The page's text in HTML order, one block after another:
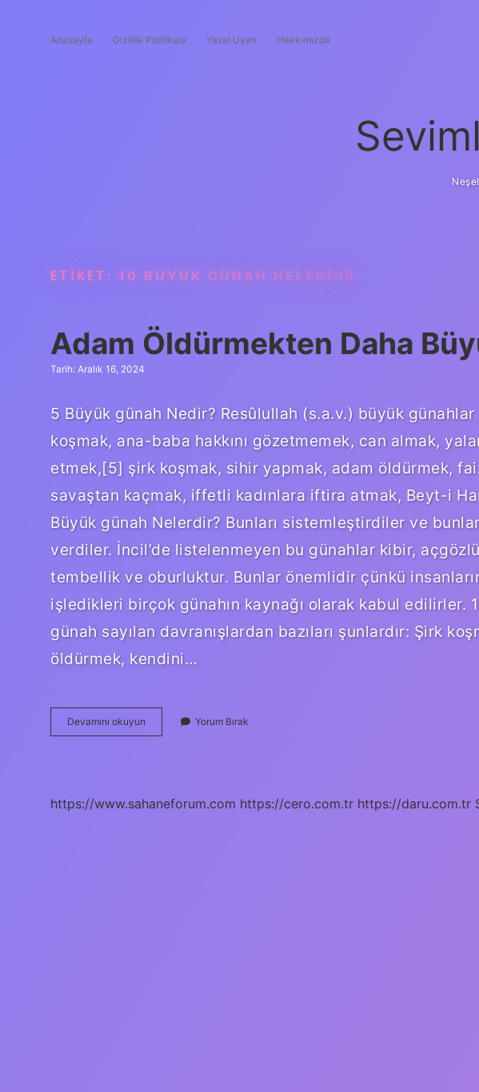
Anasayfa Gizlilik Politikası Yasal Uyarı Hakkımızda
ETIKET: 10 BÜYÜK GÜNAH NELERDIR
Adam Öldürmekten Daha
Tarih: Aralık 16, 2024
5 Büyük günah Nedir? Resûlullah (s.a.v.) büyük
koşmak, ana-baba hakkını gözetmemek, can almak,
etmek,[5] şirk koşmak, sihir yapmak, adam öldürmek,
savaştan kaçmak, iffetli kadınlara iftira atmak, Beyt-i
Büyük günah Nelerdir? Bunları sistemleştirdiler ve
verdiler. İncil’de listelenmeyen bu günahlar kibir,
tembellik ve oburluktur. Bunlar önemlidir çünkü
işledikleri birçok günahın kaynağı olarak kabul edilirler.
günah sayılan davranışlardan bazıları şunlardır: Şirk
öldürmek, kendini…
Devamını okuyun
Öldürmekten
Yorum Bırak
https://www.sahaneforum.com https://cero.com.tr https://daru.com.tr